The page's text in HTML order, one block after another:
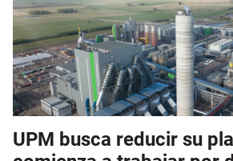
UPM busca reducir su